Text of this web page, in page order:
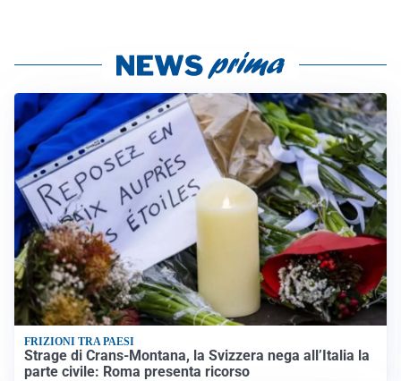
FRIZIONI TRA PAESI
Strage di Crans-Montana, la Svizzera nega all’Italia la
parte civile: Roma presenta ricorso